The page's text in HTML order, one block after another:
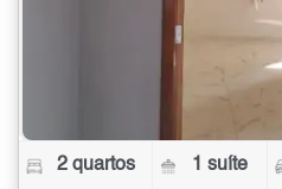
2 quartos 1 suíte